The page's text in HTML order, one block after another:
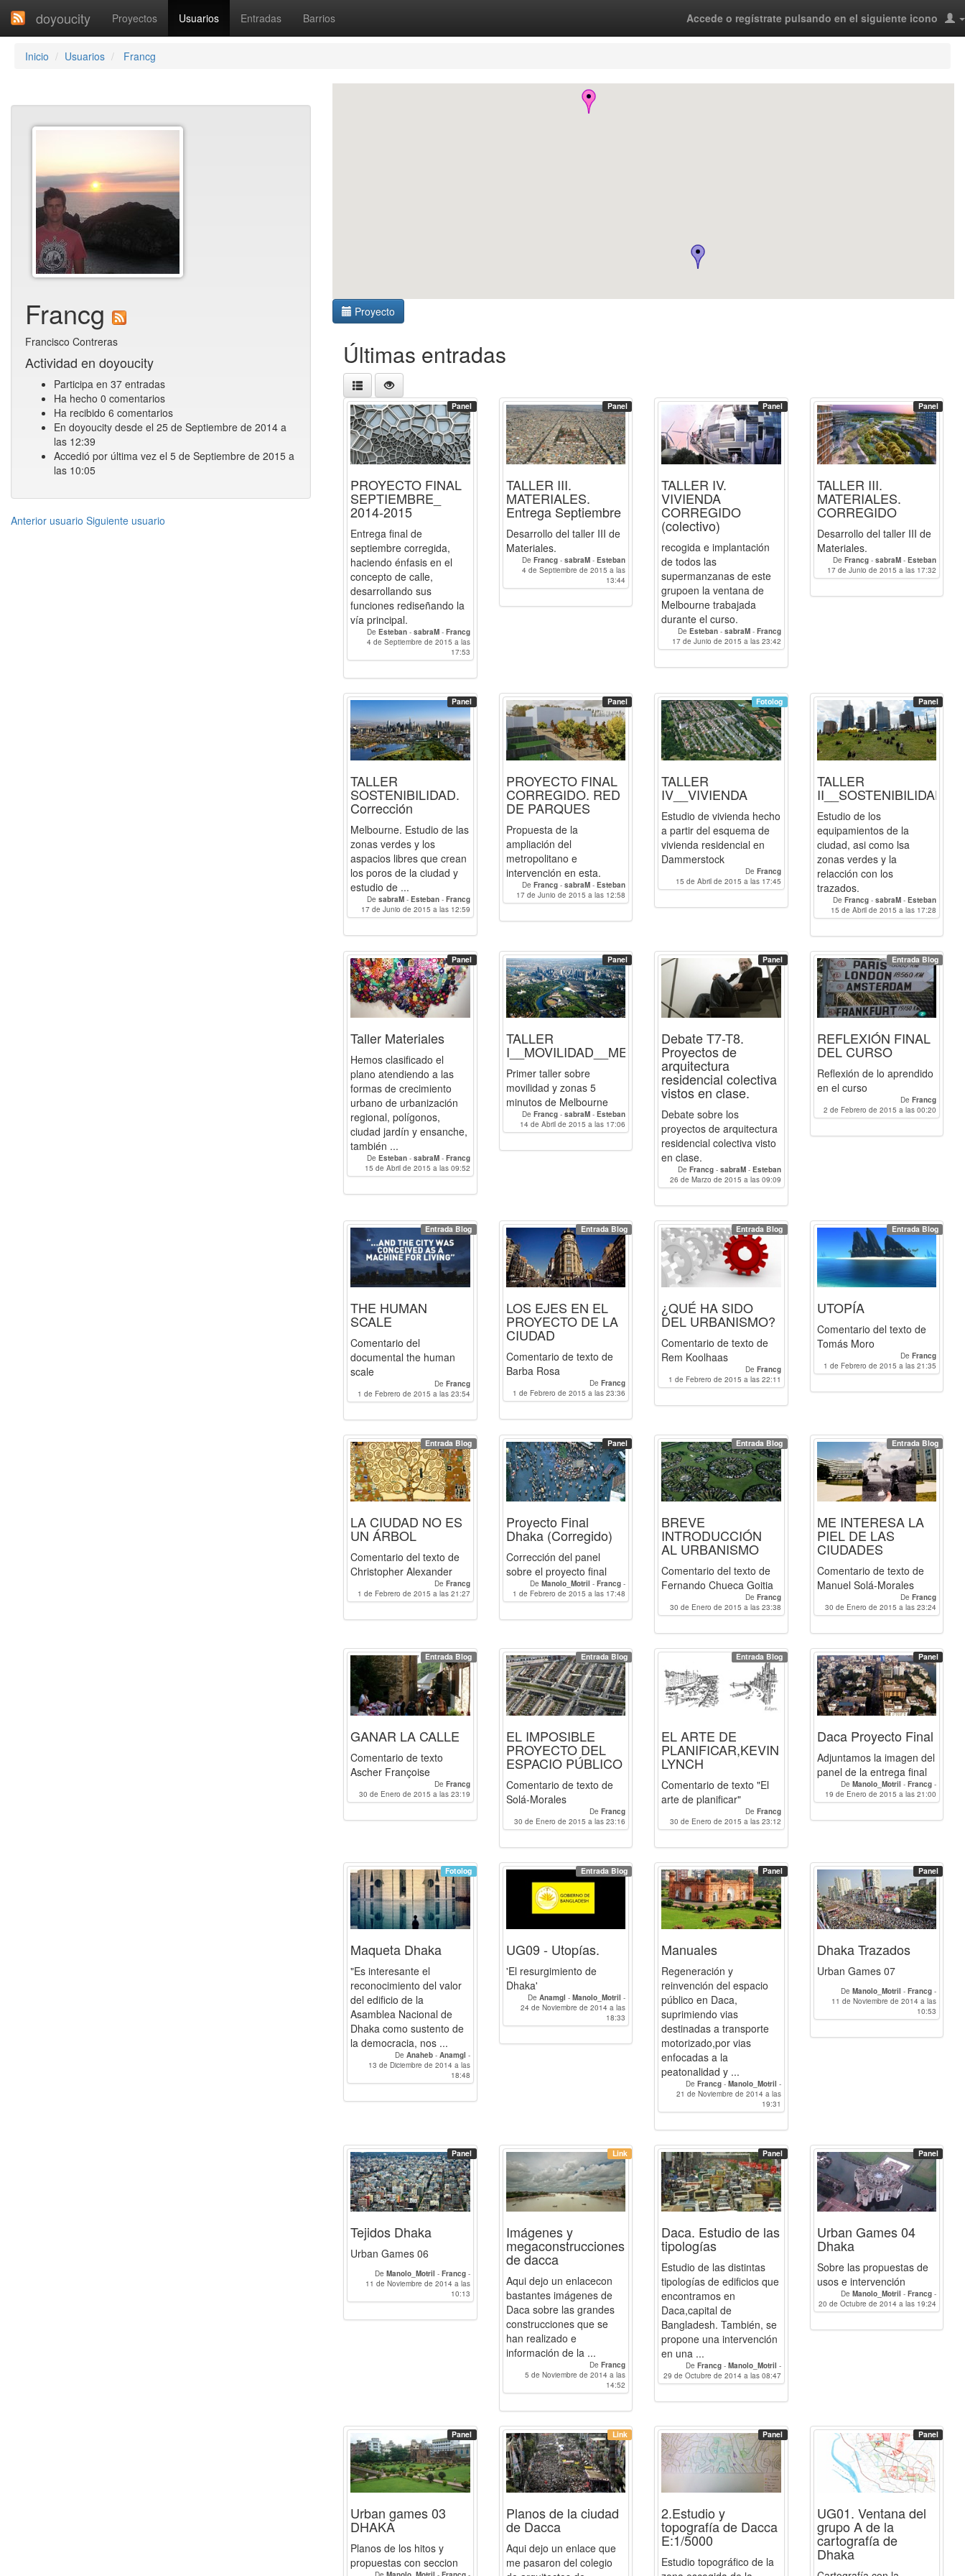
doyoucity Proyectos Usuarios Entradas Barrios Accede o regístrate pulsando en el siguiente icono
Inicio Usuarios Francg
Francg
Francisco Contreras
Actividad en doyoucity
Participa en 37 entradas
Ha hecho 0 comentarios
Ha recibido 6 comentarios
En doyoucity desde el 25 de Septiembre de 2014 a
las 12:39
Accedió por última vez el 5 de Septiembre de 2015 a
las 10:05
Anterior usuario Siguiente usuario
Proyecto
Últimas entradas
Panel
PROYECTO FINAL
SEPTIEMBRE_
2014-2015
Entrega final de
septiembre corregida,
haciendo énfasis en el
concepto de calle,
desarrollando sus
funciones rediseñando la
vía principal.
De Esteban- sabraM - Francg
4 de Septiembre de 2015 a las
17:53
Panel
TALLER III.
MATERIALES.
Entrega Septiembre
Desarrollo del taller III de
Materiales.
De Francg - sabraM - Esteban
4 de Septiembre de 2015 a las
13:44
Panel
TALLER IV.
VIVIENDA
CORREGIDO
(colectivo)
recogida e implantación
de todos las
supermanzanas de este
grupoen la ventana de
Melbourne trabajada
durante el curso.
De Esteban- sabraM - Francg
17 de Junio de 2015 a las 23:42
Panel
TALLER III.
MATERIALES.
CORREGIDO
Desarrollo del taller III de
Materiales.
De Francg - sabraM - Esteban
17 de Junio de 2015 a las 17:32
Panel
TALLER
SOSTENIBILIDAD.
Corrección
Melbourne. Estudio de las
zonas verdes y los
aspacios libres que crean
los poros de la ciudad y
estudio de ...
De sabraM- Esteban - Francg
17 de Junio de 2015 a las 12:59
Panel
PROYECTO FINAL
CORREGIDO. RED
DE PARQUES
Propuesta de la
ampliación del
metropolitano e
intervención en esta.
De Francg - sabraM - Esteban
17 de Junio de 2015 a las 12:58
Fotolog
TALLER
IV__VIVIENDA
Estudio de vivienda hecho
a partir del esquema de
vivienda residencial en
Dammerstock
De Francg
15 de Abril de 2015 a las 17:45
Panel
TALLER
II__SOSTENIBILIDAD
Estudio de los
equipamientos de la
ciudad, asi como lsa
zonas verdes y la
relacción con los
trazados.
De Francg - sabraM - Esteban
15 de Abril de 2015 a las 17:28
Panel
Taller Materiales
Hemos clasificado el
plano atendiendo a las
formas de crecimiento
urbano de urbanización
regional, polígonos,
ciudad jardín y ensanche,
también ...
De Esteban- sabraM - Francg
15 de Abril de 2015 a las 09:52
Panel
TALLER
I__MOVILIDAD__MELBOURNE
Primer taller sobre
movilidad y zonas 5
minutos de Melbourne
De Francg - sabraM - Esteban
14 de Abril de 2015 a las 17:06
Panel
Debate T7-T8.
Proyectos de
arquitectura
residencial colectiva
vistos en clase.
Debate sobre los
proyectos de arquitectura
residencial colectiva visto
en clase.
De Francg- sabraM - Esteban
26 de Marzo de 2015 a las 09:09
Entrada Blog
REFLEXIÓN FINAL
DEL CURSO
Reflexión de lo aprendido
en el curso
De Francg
2 de Febrero de 2015 a las 00:20
Entrada Blog
THE HUMAN
SCALE
Comentario del
documental the human
scale
De Francg
1 de Febrero de 2015 a las 23:54
Entrada Blog
LOS EJES EN EL
PROYECTO DE LA
CIUDAD
Comentario de texto de
Barba Rosa
De Francg
1 de Febrero de 2015 a las 23:36
Entrada Blog
¿QUÉ HA SIDO
DEL URBANISMO?
Comentario de texto de
Rem Koolhaas
De Francg
1 de Febrero de 2015 a las 22:11
Entrada Blog
UTOPÍA
Comentario del texto de
Tomás Moro
De Francg
1 de Febrero de 2015 a las 21:35
Entrada Blog
LA CIUDAD NO ES
UN ÁRBOL
Comentario del texto de
Christopher Alexander
De Francg
1 de Febrero de 2015 a las 21:27
Panel
Proyecto Final
Dhaka (Corregido)
Corrección del panel
sobre el proyecto final
De Manolo_Motril - Francg -
Humbertotr
1 de Febrero de 2015 a las 17:48
Entrada Blog
BREVE
INTRODUCCIÓN
AL URBANISMO
Comentario del texto de
Fernando Chueca Goitia
De Francg
30 de Enero de 2015 a las 23:38
Entrada Blog
ME INTERESA LA
PIEL DE LAS
CIUDADES
Comentario de texto de
Manuel Solá-Morales
De Francg
30 de Enero de 2015 a las 23:24
Entrada Blog
GANAR LA CALLE
Comentario de texto
Ascher Françoise
De Francg
30 de Enero de 2015 a las 23:19
Entrada Blog
EL IMPOSIBLE
PROYECTO DEL
ESPACIO PÚBLICO
Comentario de texto de
Solá-Morales
De Francg
30 de Enero de 2015 a las 23:16
Entrada Blog
EL ARTE DE
PLANIFICAR,KEVIN
LYNCH
Comentario de texto "El
arte de planificar"
De Francg
30 de Enero de 2015 a las 23:12
Panel
Daca Proyecto Final
Adjuntamos la imagen del
panel de la entrega final
De Manolo_Motril - Francg -
Humbertotr
19 de Enero de 2015 a las 21:00
Fotolog
Maqueta Dhaka
"Es interesante el
reconocimiento del valor
del edificio de la
Asamblea Nacional de
Dhaka como sustento de
la democracia, nos ...
De Anaheb- Anamgl -
Manolo_Motril -juanclopez-
Fornieles-
SilviaDam-Francg-Alex.R-
Ana_Garcia-julcarfra-
13 de Diciembre de 2014 a las
18:48
Entrada Blog
UG09 - Utopías.
'El resurgimiento de
Dhaka'
De Anamgl - Manolo_Motril -
juanclopez-Anykilla-Francg-
Alex.R
24 de Noviembre de 2014 a las
18:33
Panel
Manuales
Regeneración y
reinvención del espacio
público en Daca,
suprimiendo vias
destinadas a transporte
motorizado,por vias
enfocadas a la
peatonalidad y ...
De Francg- Manolo_Motril -
Humbertotr
21 de Noviembre de 2014 a las
19:31
Panel
Dhaka Trazados
Urban Games 07
De Manolo_Motril - Francg -
Humbertotr
11 de Noviembre de 2014 a las
10:53
Panel
Tejidos Dhaka
Urban Games 06
De Manolo_Motril - Francg -
Humbertotr
11 de Noviembre de 2014 a las
10:13
Link
Imágenes y
megaconstrucciones
de dacca
Aqui dejo un enlacecon
bastantes imágenes de
Daca sobre las grandes
construcciones que se
han realizado e
información de la ...
De Francg
5 de Noviembre de 2014 a las
14:52
Panel
Daca. Estudio de las
tipologías
Estudio de las distintas
tipologías de edificios que
encontramos en
Daca,capital de
Bangladesh. También, se
propone una intervención
en una ...
De Francg- Manolo_Motril -
Humbertotr
29 de Octubre de 2014 a las 08:47
Panel
Urban Games 04
Dhaka
Sobre las propuestas de
usos e intervención
De Manolo_Motril - Francg -
Humbertotr
20 de Octubre de 2014 a las 19:24
Panel
Urban games 03
DHAKA
Planos de los hitos y
propuestas con seccion
Link
Planos de la ciudad
de Dacca
Aqui dejo un enlace que
me pasaron del colegio
Panel
2.Estudio y
topografía de Dacca
E:1/5000
Estudio topográfico de la
Panel
UG01. Ventana del
grupo A de la
cartografía de
Dhaka